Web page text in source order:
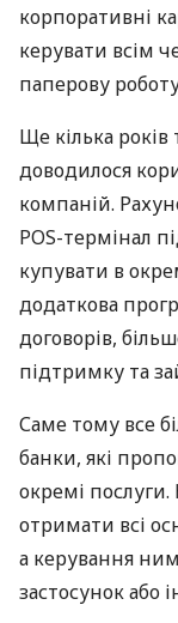
корпоративні
керувати всім
паперову
Ще кілька
доводилося
компаній.
POS-термінал
купувати в
додаткова
договорів,
підтримку та
Саме тому все
банки, які
окремі
отримати всі
а керування
застосунок або